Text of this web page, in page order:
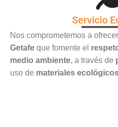
Servicio
Nos comprometemos a
Getafe que fomente el
medio ambiente, a través de
uso de materiales